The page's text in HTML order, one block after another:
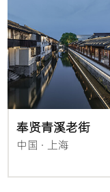
奉贤青溪老街
中国 · 上海